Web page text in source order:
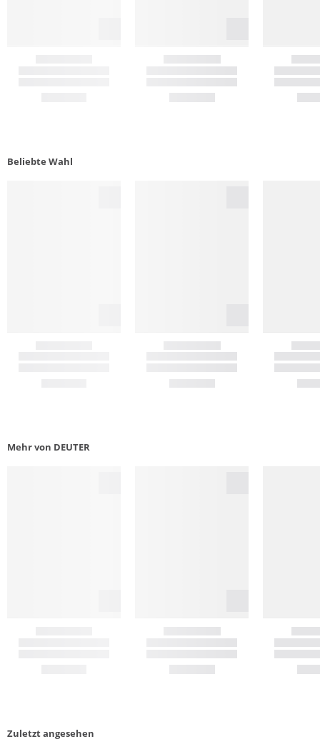
Beliebte Wahl
Mehr von DEUTER
Zuletzt angesehen